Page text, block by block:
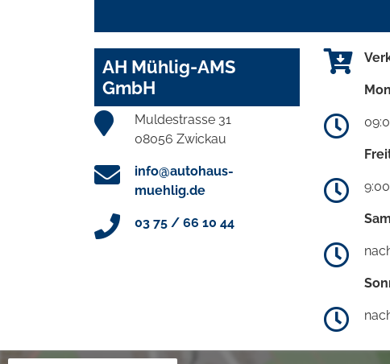
AH Mühlig-AMS
GmbH
Muldestrasse 31
08056 Zwickau
info@autohaus-
muehlig.de
03 75 / 66 10 44